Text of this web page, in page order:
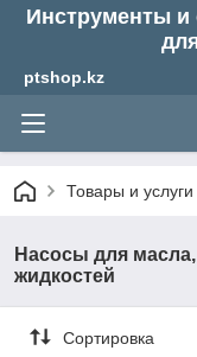
Инструменты и
ptshop.kz
Товары и услуги
Насосы для масла,
жидкостей
Сортировка